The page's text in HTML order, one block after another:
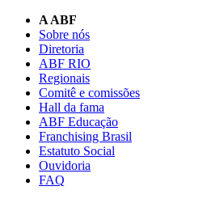
A ABF
Sobre nós
Diretoria
ABF RIO
Regionais
Comitê e comissões
Hall da fama
ABF Educação
Franchising Brasil
Estatuto Social
Ouvidoria
FAQ